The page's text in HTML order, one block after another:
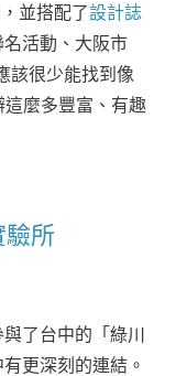
並搭配了設計誌
名活動、大阪市
該很少能找到像
麼多豐富、有趣
驗所
了台中的「綠川
更深刻的連結。